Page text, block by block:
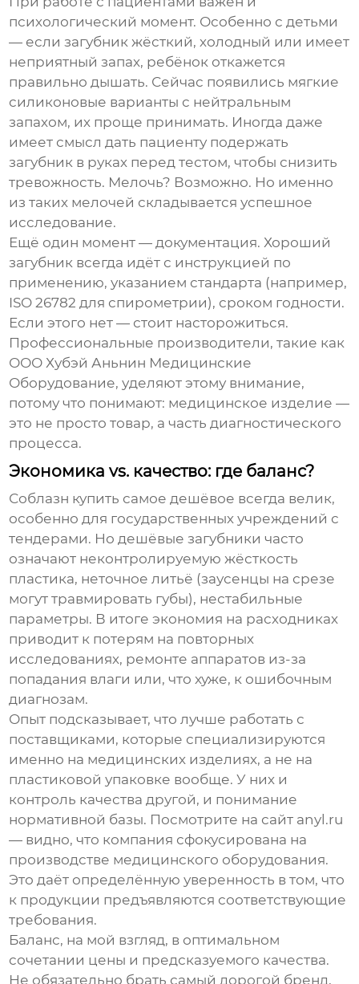
психологический момент. Особенно с детьми
— если загубник жёсткий, холодный или имеет
неприятный запах, ребёнок откажется
правильно дышать. Сейчас появились мягкие
силиконовые варианты с нейтральным
запахом, их проще принимать. Иногда даже
имеет смысл дать пациенту подержать
загубник в руках перед тестом, чтобы снизить
тревожность. Мелочь? Возможно. Но именно
из таких мелочей складывается успешное
исследование.
Ещё один момент — документация. Хороший
загубник всегда идёт с инструкцией по
применению, указанием стандарта (например,
ISO 26782 для спирометрии), сроком годности.
Если этого нет — стоит насторожиться.
Профессиональные производители, такие как
ООО Хубэй Аньнин Медицинские
Оборудование, уделяют этому внимание,
потому что понимают: медицинское изделие —
это не просто товар, а часть диагностического
процесса.
Экономика vs. качество: где баланс?
Соблазн купить самое дешёвое всегда велик,
особенно для государственных учреждений с
тендерами. Но дешёвые загубники часто
означают неконтролируемую жёсткость
пластика, неточное литьё (заусенцы на срезе
могут травмировать губы), нестабильные
параметры. В итоге экономия на расходниках
приводит к потерям на повторных
исследованиях, ремонте аппаратов из-за
попадания влаги или, что хуже, к ошибочным
диагнозам.
Опыт подсказывает, что лучше работать с
поставщиками, которые специализируются
именно на медицинских изделиях, а не на
пластиковой упаковке вообще. У них и
контроль качества другой, и понимание
нормативной базы. Посмотрите на сайт anyl.ru
— видно, что компания сфокусирована на
производстве медицинского оборудования.
Это даёт определённую уверенность в том, что
к продукции предъявляются соответствующие
требования.
Баланс, на мой взгляд, в оптимальном
сочетании цены и предсказуемого качества.
Не обязательно брать самый дорогой бренд,